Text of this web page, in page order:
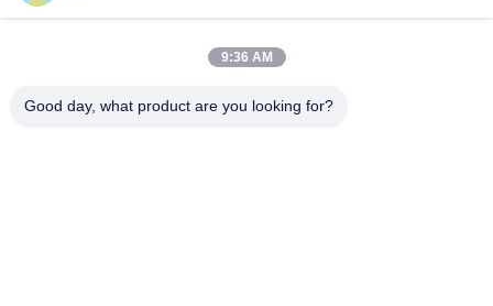
9:36 AM
Good day, what product are you looking for?